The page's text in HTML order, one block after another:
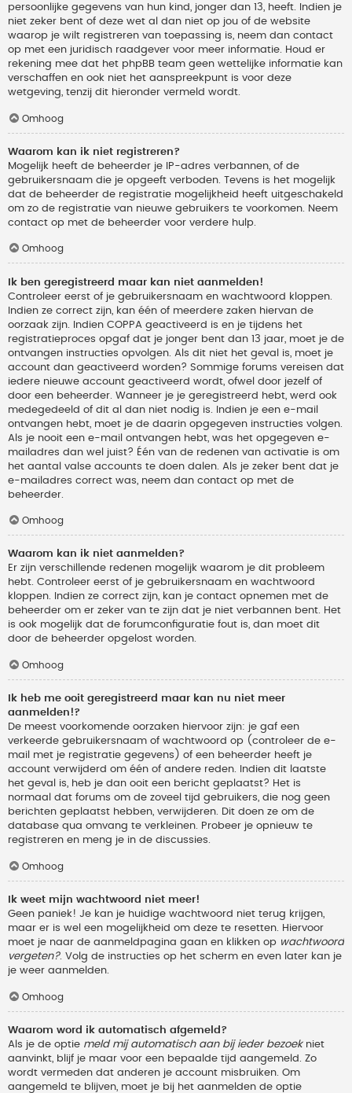
persoonlijke gegevens van hun kind, jonger dan 13, heeft. Indien je
niet zeker bent of deze wet al dan niet op jou of de website
waarop je wilt registreren van toepassing is, neem dan contact
op met een juridisch raadgever voor meer informatie. Houd er
rekening mee dat het phpBB team geen wettelijke informatie kan
verschaffen en ook niet het aanspreekpunt is voor deze
wetgeving, tenzij dit hieronder vermeld wordt.
Omhoog
Waarom kan ik niet registreren?
Mogelijk heeft de beheerder je IP-adres verbannen, of de
gebruikersnaam die je opgeeft verboden. Tevens is het mogelijk
dat de beheerder de registratie mogelijkheid heeft uitgeschakeld
om zo de registratie van nieuwe gebruikers te voorkomen. Neem
contact op met de beheerder voor verdere hulp.
Omhoog
Ik ben geregistreerd maar kan niet aanmelden!
Controleer eerst of je gebruikersnaam en wachtwoord kloppen.
Indien ze correct zijn, kan één of meerdere zaken hiervan de
oorzaak zijn. Indien COPPA geactiveerd is en je tijdens het
registratieproces opgaf dat je jonger bent dan 13 jaar, moet je de
ontvangen instructies opvolgen. Als dit niet het geval is, moet je
account dan geactiveerd worden? Sommige forums vereisen dat
iedere nieuwe account geactiveerd wordt, ofwel door jezelf of
door een beheerder. Wanneer je je geregistreerd hebt, werd ook
medegedeeld of dit al dan niet nodig is. Indien je een e-mail
ontvangen hebt, moet je de daarin opgegeven instructies volgen.
Als je nooit een e-mail ontvangen hebt, was het opgegeven e-
mailadres dan wel juist? Één van de redenen van activatie is om
het aantal valse accounts te doen dalen. Als je zeker bent dat je
e-mailadres correct was, neem dan contact op met de
beheerder.
Omhoog
Waarom kan ik niet aanmelden?
Er zijn verschillende redenen mogelijk waarom je dit probleem
hebt. Controleer eerst of je gebruikersnaam en wachtwoord
kloppen. Indien ze correct zijn, kan je contact opnemen met de
beheerder om er zeker van te zijn dat je niet verbannen bent. Het
is ook mogelijk dat de forumconfiguratie fout is, dan moet dit
door de beheerder opgelost worden.
Omhoog
Ik heb me ooit geregistreerd maar kan nu niet meer
aanmelden!?
De meest voorkomende oorzaken hiervoor zijn: je gaf een
verkeerde gebruikersnaam of wachtwoord op (controleer de e-
mail met je registratie gegevens) of een beheerder heeft je
account verwijderd om één of andere reden. Indien dit laatste
het geval is, heb je dan ooit een bericht geplaatst? Het is
normaal dat forums om de zoveel tijd gebruikers, die nog geen
berichten geplaatst hebben, verwijderen. Dit doen ze om de
database qua omvang te verkleinen. Probeer je opnieuw te
registreren en meng je in de discussies.
Omhoog
Ik weet mijn wachtwoord niet meer!
Geen paniek! Je kan je huidige wachtwoord niet terug krijgen,
maar er is wel een mogelijkheid om deze te resetten. Hiervoor
moet je naar de aanmeldpagina gaan en klikken op wachtwoord
vergeten?. Volg de instructies op het scherm en even later kan je
je weer aanmelden.
Omhoog
Waarom word ik automatisch afgemeld?
Als je de optie meld mij automatisch aan bij ieder bezoekniet
aanvinkt, blijf je maar voor een bepaalde tijd aangemeld. Zo
wordt vermeden dat anderen je account misbruiken. Om
aangemeld te blijven, moet je bij het aanmelden de optie